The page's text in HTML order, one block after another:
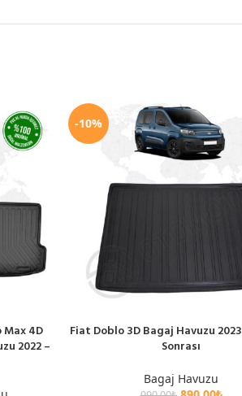
4D
2022 –
-10%
SEPETE EKLE
Fiat Doblo 3D Bagaj Havuzu
Sonrası
Bagaj Havuzu